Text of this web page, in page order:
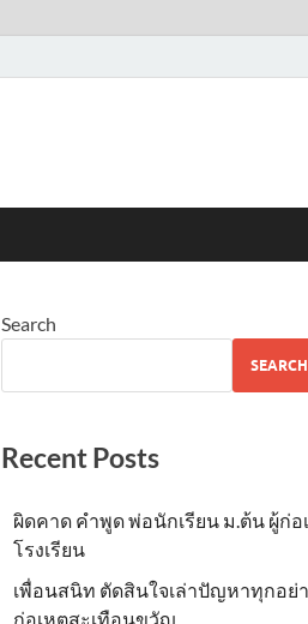
Search
SEARCH
Recent Posts
ผิดคาด คำพูด พ่อนักเรียน ม.ต้น ผู้ก่
โรงเรียน
เพื่อนสนิท ตัดสินใจเล่าปัญหาทุกอย่
ก่อเหตุสะเทือนขวัญ